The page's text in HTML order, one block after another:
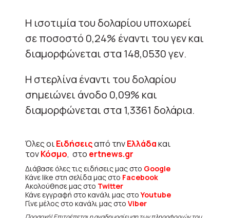
Η ισοτιμία του δολαρίου υποχωρεί
σε ποσοστό 0,24% έναντι του γεν και
διαμορφώνεται στα 148,0530 γεν.
Η στερλίνα έναντι του δολαρίου
σημειώνει άνοδο 0,09% και
διαμορφώνεται στα 1,3361 δολάρια.
Όλες οιΕιδήσειςαπό τηνΕλλάδακαι
τονΚόσμο, στο ertnews.gr
Διάβασε όλες τις ειδήσεις μας στο Google
Κάνε like στη σελίδα μας στο Facebook
Ακολούθησε μας στο Twitter
Κάνε εγγραφή στο κανάλι μας στοYoutube
Γίνε μέλος στο κανάλι μας στο Viber